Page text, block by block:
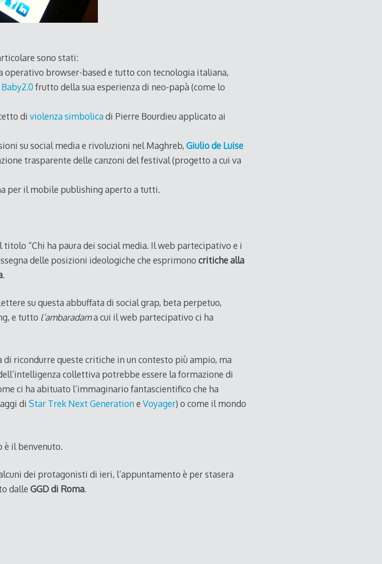
sono stati:
operativo browser-based e tutto con tecnologia italiana,
frutto della sua esperienza di neo-papà (come lo
di violenza simbolicadi Pierre Bourdieu applicato ai
su social media e rivoluzioni nel Maghreb, Giulio de Luise
trasparente delle canzoni del festival (progetto a cui va
per il mobile publishing aperto a tutti.
“Chi ha paura dei social media. Il web partecipativo e i
delle posizioni ideologiche che esprimono critiche alla
.
su questa abbuffata di social grap, beta perpetuo,
e tutto l’ambaradama cui il web partecipativo ci ha
di ricondurre queste critiche in un contesto più ampio, ma
collettiva potrebbe essere la formazione di
ci ha abituato l’immaginario fantascientifico che ha
di Star Trek Next Generatione Voyager) o come il mondo
è il benvenuto.
dei protagonisti di ieri, l’appuntamento è per stasera
dalle GGD di Roma.